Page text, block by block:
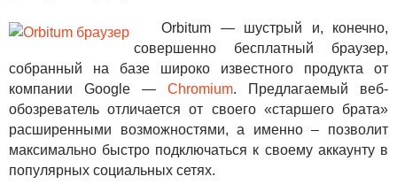
Orbitum — шустрый и, конечно,
совершенно бесплатный браузер,
собранный на базе широко известного продукта от
компании Google — Chromium. Предлагаемый веб-
обозреватель отличается от своего «старшего брата»
расширенными возможностями, а именно – позволит
максимально быстро подключаться к своему аккаунту в
популярных социальных сетях.